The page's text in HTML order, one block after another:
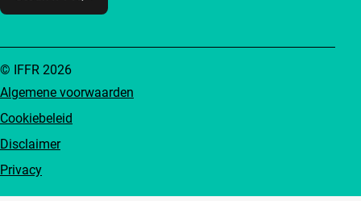
Algemene voorwaarden
Cookiebeleid
Disclaimer
Privacy
© IFFR 2026